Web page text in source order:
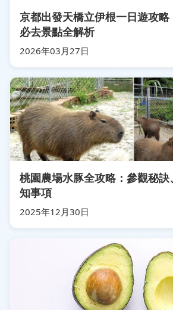
京都出發天橋立伊根一日遊攻略
必去景點全解析
2026年03月27日
桃園農場水豚全攻略：參觀秘
知事項
2025年12月30日